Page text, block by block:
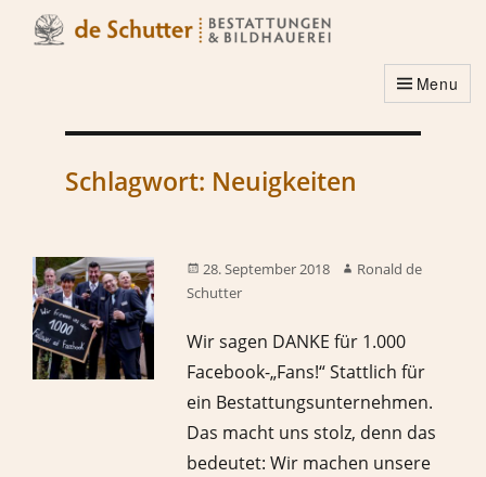
Menu
Schlagwort: Neuigkeiten
28. September 2018
Ronald de
Schutter
Wir sagen DANKE für 1.000
Facebook-„Fans!“ Stattlich für
ein Bestattungsunternehmen.
Das macht uns stolz, denn das
bedeutet: Wir machen unsere